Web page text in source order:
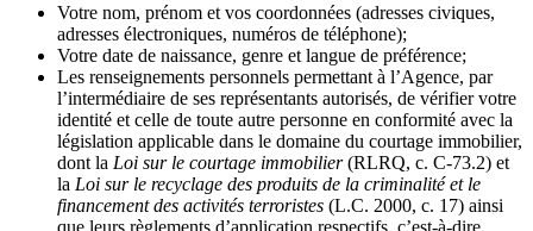
Votre nom, prénom et vos coordonnées (adresses civiques,
adresses électroniques, numéros de téléphone);
Votre date de naissance, genre et langue de préférence;
Les renseignements personnels permettant à l’Agence, par
l’intermédiaire de ses représentants autorisés, de vérifier votre
identité et celle de toute autre personne en conformité avec la
législation applicable dans le domaine du courtage immobilier,
dont la Loi sur le courtage immobilier(RLRQ, c. C-73.2) et
la Loi sur le recyclage des produits de la criminalité et le
financement des activités terroristes (L.C. 2000, c. 17) ainsi
que leurs règlements d’application respectifs, c’est-à-dire,